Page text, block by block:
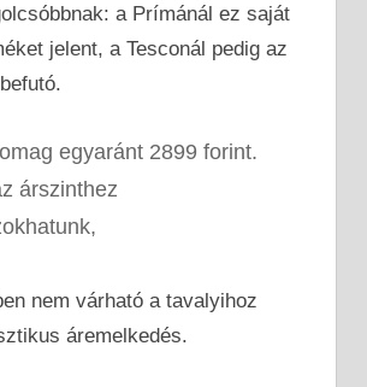
a Prímánál ez saját
jelent, a Tesconál pedig az
egyaránt 2899 forint.
árszinthez
nem várható a tavalyihoz
áremelkedés.